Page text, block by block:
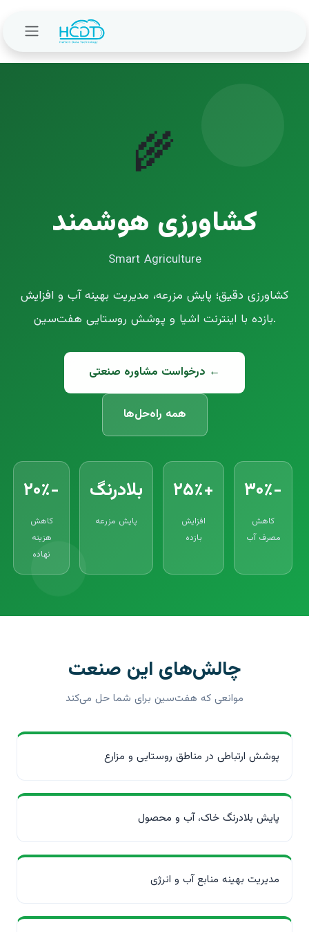
🌾
کشاورزی هوشمند
Smart Agriculture
کشاورزی دقیق؛ پایش مزرعه، مدیریت بهینه آب و افزایش
بازده با اینترنت اشیا و پوشش روستایی هفت‌سین.
درخواست مشاوره صنعتی ←
همه راه‌حل‌ها
-۳۰٪
کاهش
مصرف آب
+۲۵٪
افزایش
بازده
بلادرنگ
پایش مزرعه
-۲۰٪
کاهش
هزینه
نهاده
چالش‌های این صنعت
موانعی که هفت‌سین برای شما حل می‌کند
پوشش ارتباطی در مناطق روستایی و مزارع
پایش بلادرنگ خاک، آب و محصول
مدیریت بهینه منابع آب و انرژی